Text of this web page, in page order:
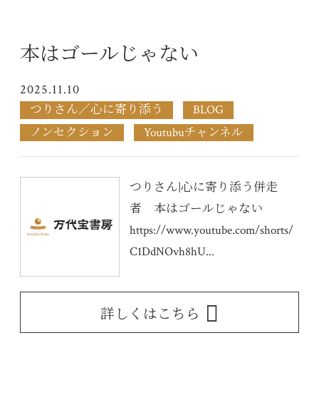
本はゴールじゃない
2025.11.10
つりさん／心に寄り添う
BLOG
ノンセクション
Youtubuチャンネル
つりさん|心に寄り添う併走
者 本はゴールじゃない
https://www.youtube.com/shorts/
C1DdNOvh8hU...
詳しくはこちら